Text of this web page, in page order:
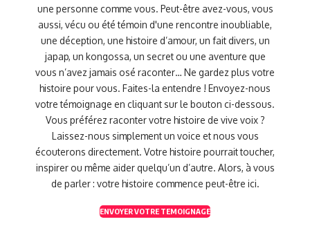
une personne comme vous. Peut-être avez-vous, vous
aussi, vécu ou été témoin d'une rencontre inoubliable,
une déception, une histoire d’amour, un fait divers, un
japap, un kongossa, un secret ou une aventure que
vous n’avez jamais osé raconter… Ne gardez plus votre
histoire pour vous. Faites-la entendre ! Envoyez-nous
votre témoignage en cliquant sur le bouton ci-dessous.
Vous préférez raconter votre histoire de vive voix ?
Laissez-nous simplement un voice et nous vous
écouterons directement. Votre histoire pourrait toucher,
inspirer ou même aider quelqu’un d’autre. Alors, à vous
de parler : votre histoire commence peut-être ici.
ENVOYER VOTRE TEMOIGNAGE